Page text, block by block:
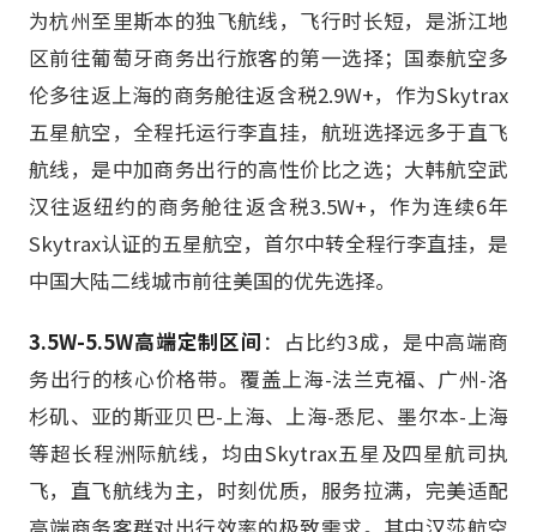
为杭州至里斯本的独飞航线，飞行时长短，是浙江地
区前往葡萄牙商务出行旅客的第一选择；国泰航空多
伦多往返上海的商务舱往返含税2.9W+，作为Skytrax
五星航空，全程托运行李直挂，航班选择远多于直飞
航线，是中加商务出行的高性价比之选；大韩航空武
汉往返纽约的商务舱往返含税3.5W+，作为连续6年
Skytrax认证的五星航空，首尔中转全程行李直挂，是
中国大陆二线城市前往美国的优先选择。
3.5W-5.5W高端定制区间 ：占比约3成，是中高端商
务出行的核心价格带。覆盖上海-法兰克福、广州-洛
杉矶、亚的斯亚贝巴-上海、上海-悉尼、墨尔本-上海
等超长程洲际航线，均由Skytrax五星及四星航司执
飞，直飞航线为主，时刻优质，服务拉满，完美适配